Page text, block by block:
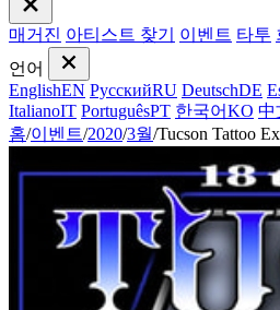
매거진 아티스트 찾기 이벤트 타투
언어
EnglishEN РусскийRU DeutschDE
ItalianoIT PortuguêsPT 한국어KO 中
홈/이벤트/2020/3월/Tucson Tattoo